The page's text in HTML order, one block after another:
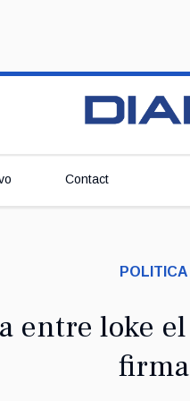
Contact
POLITICA
entre loke
firma